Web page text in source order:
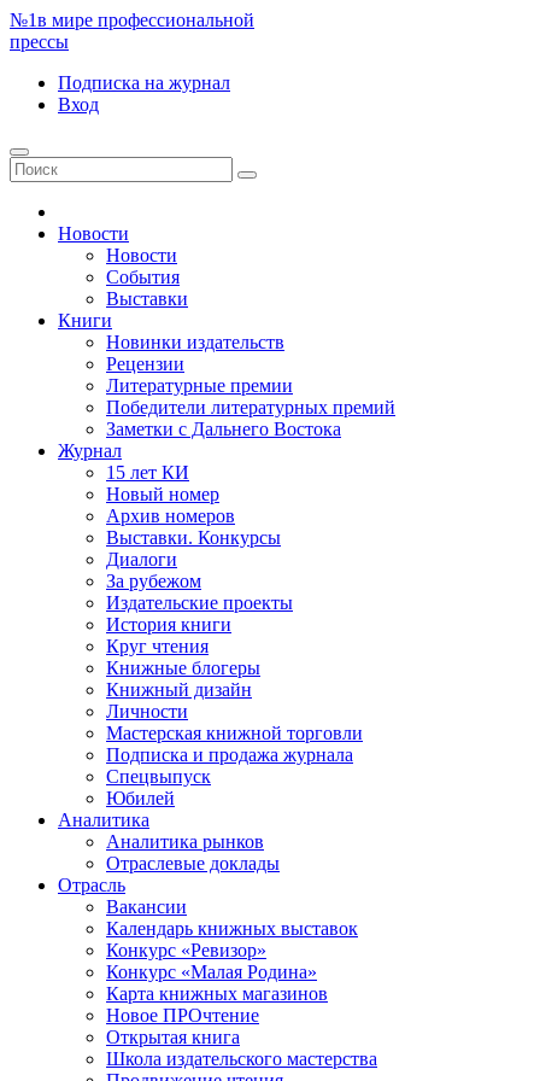
№1в мире профессиональной
прессы
Подписка на журнал
Вход
Новости
Новости
События
Выставки
Книги
Новинки издательств
Рецензии
Литературные премии
Победители литературных премий
Заметки с Дальнего Востока
Журнал
15 лет КИ
Новый номер
Архив номеров
Выставки. Конкурсы
Диалоги
За рубежом
Издательские проекты
История книги
Круг чтения
Книжные блогеры
Книжный дизайн
Личности
Мастерская книжной торговли
Подписка и продажа журнала
Спецвыпуск
Юбилей
Аналитика
Аналитика рынков
Отраслевые доклады
Отрасль
Вакансии
Календарь книжных выставок
Конкурс «Ревизор»
Конкурс «Малая Родина»
Карта книжных магазинов
Новое ПРОчтение
Открытая книга
Школа издательского мастерства